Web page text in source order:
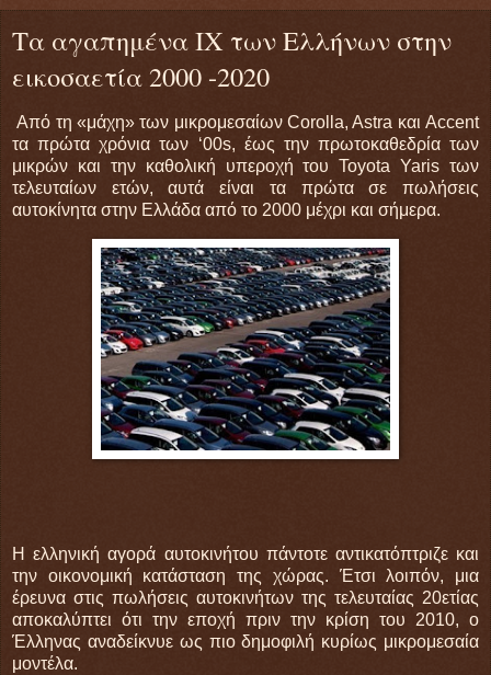
Τα αγαπημένα ΙΧ των Ελλήνων στην
εικοσαετία 2000 -2020
Από τη «μάχη» των μικρομεσαίων Corolla, Astra και Accent
τα πρώτα χρόνια των ‘00s, έως την πρωτοκαθεδρία των
μικρών και την καθολική υπεροχή του Toyota Yaris των
τελευταίων ετών, αυτά είναι τα πρώτα σε πωλήσεις
αυτοκίνητα στην Ελλάδα από το 2000 μέχρι και σήμερα.
Η ελληνική αγορά αυτοκινήτου πάντοτε αντικατόπτριζε και
την οικονομική κατάσταση της χώρας. Έτσι λοιπόν, μια
έρευνα στις πωλήσεις αυτοκινήτων της τελευταίας 20ετίας
αποκαλύπτει ότι την εποχή πριν την κρίση του 2010, ο
Έλληνας αναδείκνυε ως πιο δημοφιλή κυρίως μικρομεσαία
μοντέλα.